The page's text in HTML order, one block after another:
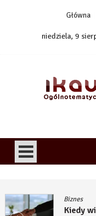
Główna
niedziela, 9
Biznes
Kiedy